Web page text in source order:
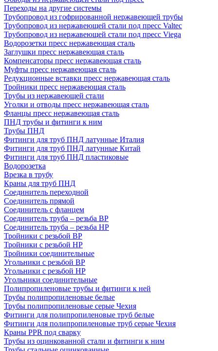
Переходы на другие системы
Трубопровод из гофрированной нержавеющей трубы
Трубопровод из нержавеющей стали под пресс Valtec
Трубопровод из нержавеющей стали под пресс Viega
Водорозетки пресс нержавеющая сталь
Заглушки пресс нержавеющая сталь
Компенсаторы пресс нержавеющая сталь
Муфты пресс нержавеющая сталь
Редукционные вставки пресс нержавеющая сталь
Тройники пресс нержавеющая сталь
Трубы из нержавеющей стали
Уголки и отводы пресс нержавеющая сталь
Фланцы пресс нержавеющая сталь
ПНД трубы и фитинги к ним
Трубы ПНД
Фитинги для труб ПНД латунные Италия
Фитинги для труб ПНД латунные Китай
Фитинги для труб ПНД пластиковые
Водорозетка
Врезка в трубу
Краны для труб ПНД
Соединитель переходной
Соединитель прямой
Соединитель с фланцем
Соединитель труба – резьба ВР
Соединитель труба – резьба НР
Тройники с резьбой ВР
Тройники с резьбой НР
Тройники соединительные
Угольники с резьбой ВР
Угольники с резьбой НР
Угольники соединительные
Полипропиленовые трубы и фитинги к ней
Трубы полипропиленовые белые
Трубы полипропиленовые серые Чехия
Фитинги для полипропиленовые труб белые
Фитинги для полипропиленовые труб серые Чехия
Краны PPR под сварку
Трубы из оцинкованной стали и фитинги к ним